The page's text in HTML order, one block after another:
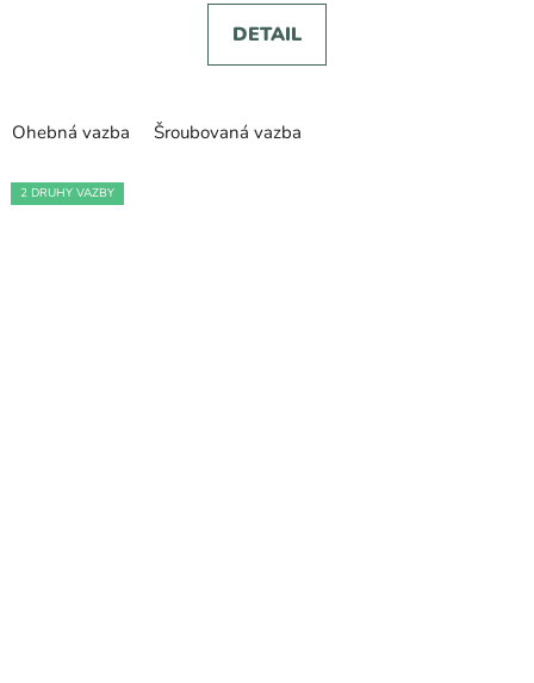
DETAIL
Ohebná vazba Šroubovaná vazba
2 DRUHY VAZBY